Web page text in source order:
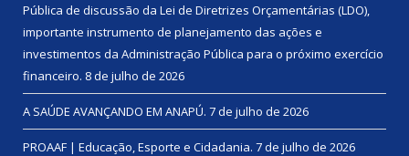
Pública de discussão da Lei de Diretrizes Orçamentárias (LDO),
importante instrumento de planejamento das ações e
investimentos da Administração Pública para o próximo exercício
financeiro. 8 de julho de 2026
A SAÚDE AVANÇANDO EM ANAPÚ. 7 de julho de 2026
PROAAF | Educação, Esporte e Cidadania. 7 de julho de 2026